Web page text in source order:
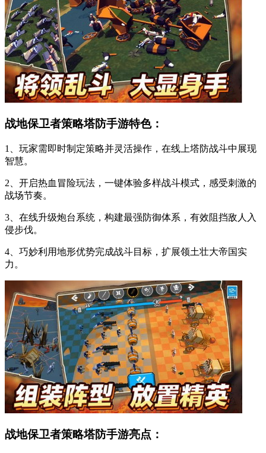
战地保卫者策略塔防手游特色：
1、玩家需即时制定策略并灵活操作，在线上塔防战斗中展现
智慧。
2、开启热血冒险玩法，一键体验多样战斗模式，感受刺激的
战场节奏。
3、在线升级炮台系统，构建最强防御体系，有效阻挡敌人入
侵步伐。
4、巧妙利用地形优势完成战斗目标，扩展领土壮大帝国实
力。
战地保卫者策略塔防手游亮点：